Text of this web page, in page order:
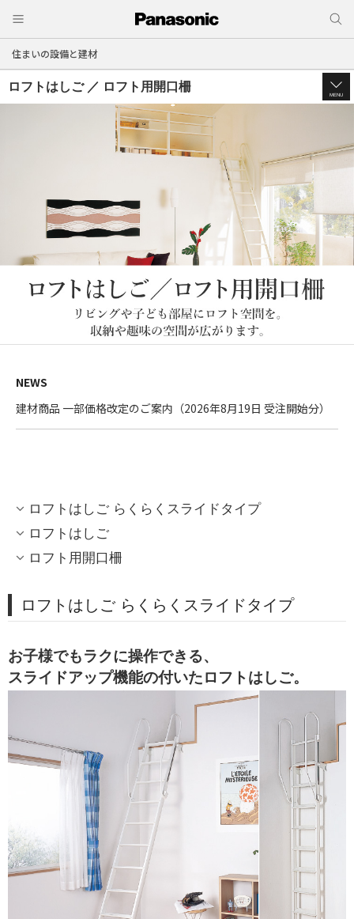
住まいの設備と建材
ロフトはしご ／ ロフト用開口柵
MENU
NEWS
建材商品 一部価格改定のご案内（2026年8月19日 受注開始分）
ロフトはしご らくらくスライドタイプ
ロフトはしご
ロフト用開口柵
ロフトはしご らくらくスライドタイプ
お子様でもラクに操作できる、
スライドアップ機能の付いたロフトはしご。